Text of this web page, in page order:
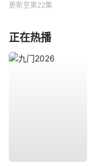
更新至第22集
正在热播